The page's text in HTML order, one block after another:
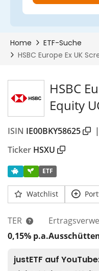
HSBC
Equity
ISIN IE00BKY58625 |
Ticker HSXU
ETF
Watchlist
TER
0,15% p.a.